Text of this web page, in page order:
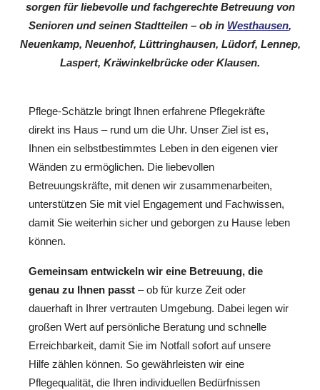
sorgen für liebevolle und fachgerechte Betreuung von
Senioren und seinen Stadtteilen – ob in Westhausen,
Neuenkamp, Neuenhof, Lüttringhausen, Lüdorf, Lennep,
Laspert, Kräwinkelbrücke oder Klausen.
Pflege-Schätzle bringt Ihnen erfahrene Pflegekräfte
direkt ins Haus – rund um die Uhr. Unser Ziel ist es,
Ihnen ein selbstbestimmtes Leben in den eigenen vier
Wänden zu ermöglichen. Die liebevollen
Betreuungskräfte, mit denen wir zusammenarbeiten,
unterstützen Sie mit viel Engagement und Fachwissen,
damit Sie weiterhin sicher und geborgen zu Hause leben
können.
Gemeinsam entwickeln wir eine Betreuung, die
genau zu Ihnen passt – ob für kurze Zeit oder
dauerhaft in Ihrer vertrauten Umgebung. Dabei legen wir
großen Wert auf persönliche Beratung und schnelle
Erreichbarkeit, damit Sie im Notfall sofort auf unsere
Hilfe zählen können. So gewährleisten wir eine
Pflegequalität, die Ihren individuellen Bedürfnissen